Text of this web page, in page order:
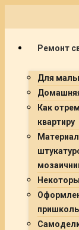
Ремонт
Для
Как
квартиру